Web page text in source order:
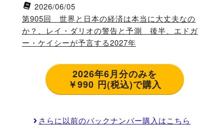
2026/06/05
第905回 世界と日本の経済は本当に大丈夫なの
か？、レイ・ダリオの警告と予測 後半、エドガ
ー・ケイシーが予言する2027年
2026年6月分のみを
￥990 円(税込)で購入
さらに以前のバックナンバー購入はこちら